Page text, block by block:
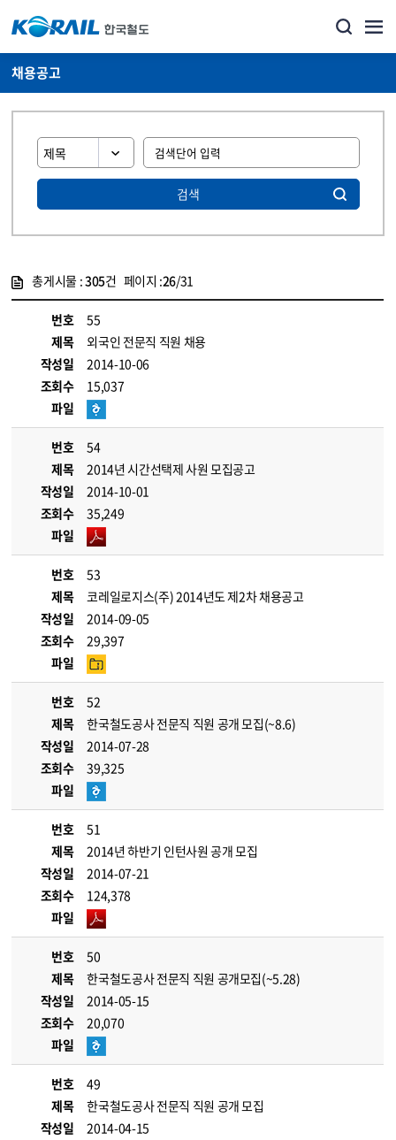
채용공고
검색
총게시물 :305건 페이지 :26/31
번호
55
제목
외국인 전문직 직원 채용
작성일
2014-10-06
조회수
15,037
파일
번호
54
제목
2014년 시간선택제 사원 모집공고
작성일
2014-10-01
조회수
35,249
파일
번호
53
제목
코레일로지스(주) 2014년도 제2차 채용공고
작성일
2014-09-05
조회수
29,397
파일
번호
52
제목
한국철도공사 전문직 직원 공개 모집(~8.6)
작성일
2014-07-28
조회수
39,325
파일
번호
51
제목
2014년 하반기 인턴사원 공개 모집
작성일
2014-07-21
조회수
124,378
파일
번호
50
제목
한국철도공사 전문직 직원 공개모집(~5.28)
작성일
2014-05-15
조회수
20,070
파일
번호
49
제목
한국철도공사 전문직 직원 공개 모집
작성일
2014-04-15